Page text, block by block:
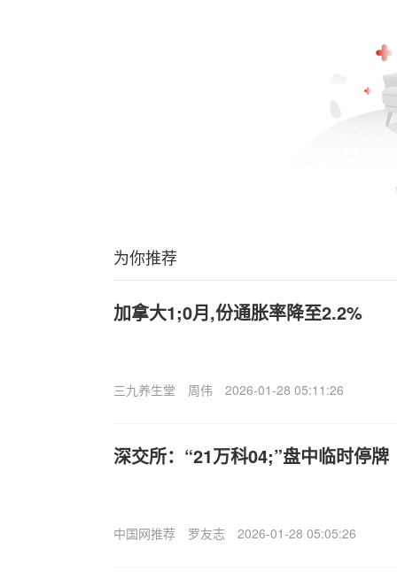
为你推荐
加拿大1;0月,份通胀率降至2.2%
三九养生堂 周伟 2026-01-28 05:11:26
深交所：“21万科04;”盘中临时停牌
中国网推荐 罗友志 2026-01-28 05:05:26